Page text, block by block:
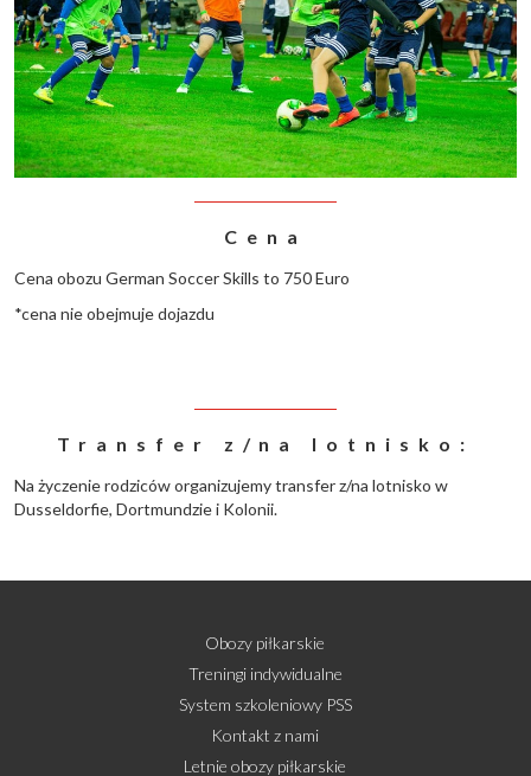
Cena
Cena obozu German Soccer Skills to 750 Euro
*cena nie obejmuje dojazdu
Transfer z/na lotnisko:
Na życzenie rodziców organizujemy transfer z/na lotnisko w
Dusseldorfie, Dortmundzie i Kolonii.
Obozy piłkarskie
Treningi indywidualne
System szkoleniowy PSS
Kontakt z nami
Letnie obozy piłkarskie